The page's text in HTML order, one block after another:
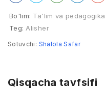
Bo'lim: Ta'lim va pedagogika
Teg: Alisher
Sotuvchi: Shalola Safar
Qisqacha tavfsifi